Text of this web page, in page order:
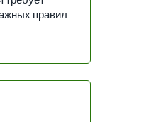
правил